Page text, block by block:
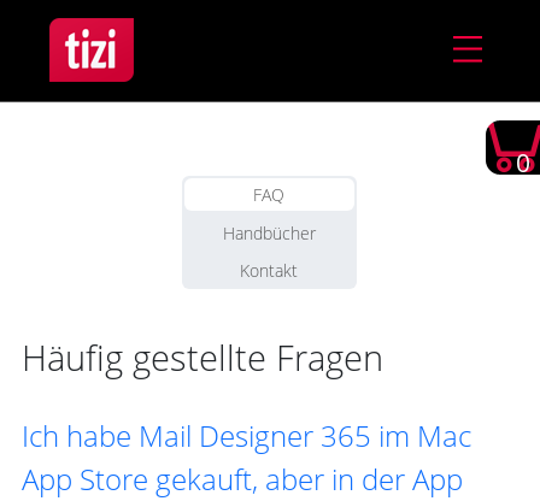
0
FAQ
Handbücher
Kontakt
Häufig gestellte Fragen
Ich habe Mail Designer 365 im Mac
App Store gekauft, aber in der App